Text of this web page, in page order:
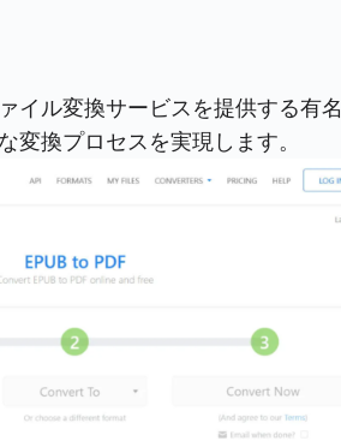
ル変換サービスを提供する有
変換プロセスを実現します。